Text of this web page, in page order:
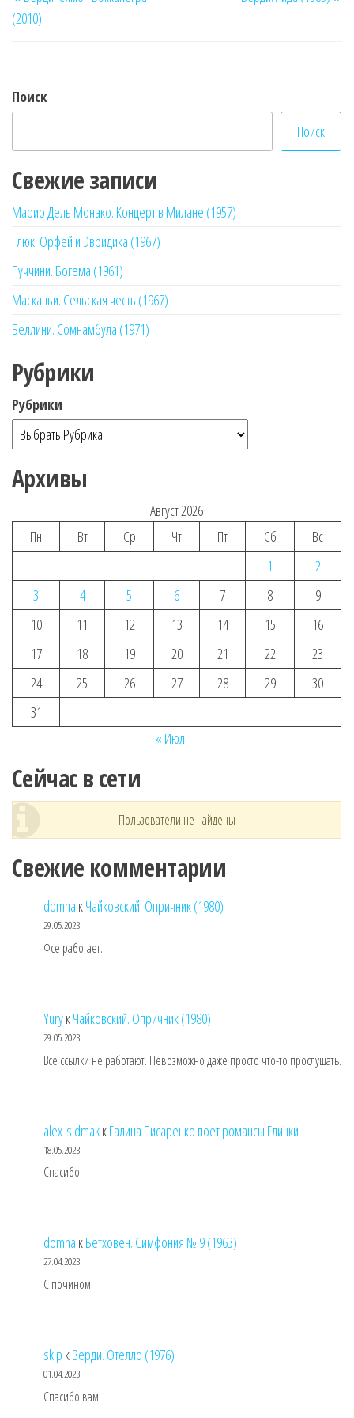
по
записям
(2010)
Поиск
Поиск
Свежие записи
Марио Дель Монако. Концерт в Милане (1957)
Глюк. Орфей и Эвридика (1967)
Пуччини. Богема (1961)
Масканьи. Сельская честь (1967)
Беллини. Сомнамбула (1971)
Рубрики
Рубрики
Архивы
Август 2026
Пн
Вт Ср Чт Пт Сб
Вс
1
2
3
4 5 6 7 8
9
10
11 12 13 14 15
16
17
18 19 20 21 22
23
24
25 26 27 28 29
30
31
« Июл
Сейчас в сети
Пользователи не найдены
Свежие комментарии
domna кЧайковский. Опричник (1980)
29.05.2023
Фсе работает.
YuryкЧайковский. Опричник (1980)
29.05.2023
Все ссылки не работают. Невозможно даже просто что-то прослушать.
alex-sidmakкГалина Писаренко поет романсы Глинки
18.05.2023
Спасибо!
domna кБетховен. Симфония № 9 (1963)
27.04.2023
С почином!
skip кВерди. Отелло (1976)
01.04.2023
Спасибо вам.